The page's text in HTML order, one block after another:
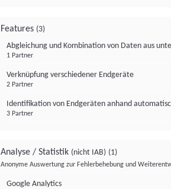
Features (3)
Abgleichung und Kombination von Daten aus
1 Partner
Verknüpfung verschiedener Endgeräte
2 Partner
Identifikation von Endgeräten anhand
3 Partner
Analyse / Statistik (nicht IAB) (1)
Anonyme Auswertung zur Fehlerbehebung und
Google Analytics